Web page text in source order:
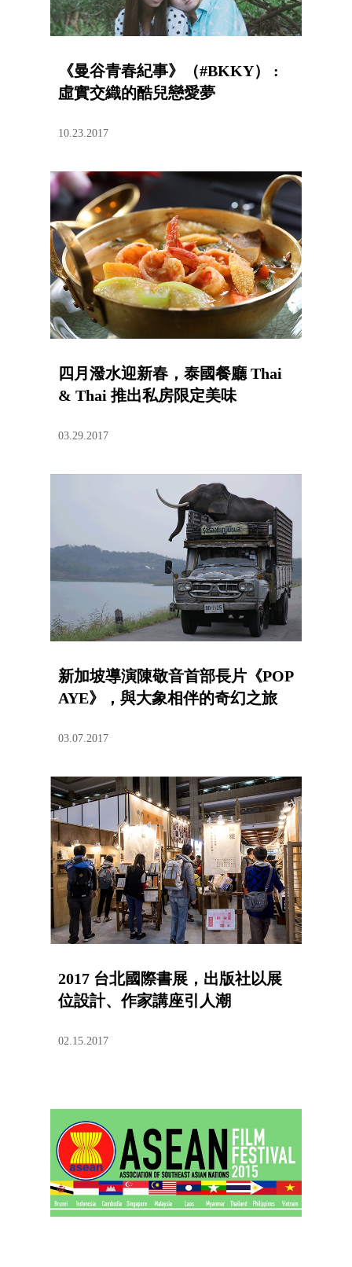
《曼谷青春紀事》（#BKKY） :
虛實交織的酷兒戀愛夢
10.23.2017
四月潑水迎新春，泰國餐廳 Thai
& Thai 推出私房限定美味
03.29.2017
新加坡導演陳敬音首部長片《POP
AYE》，與大象相伴的奇幻之旅
03.07.2017
2017 台北國際書展，出版社以展
位設計、作家講座引人潮
02.15.2017